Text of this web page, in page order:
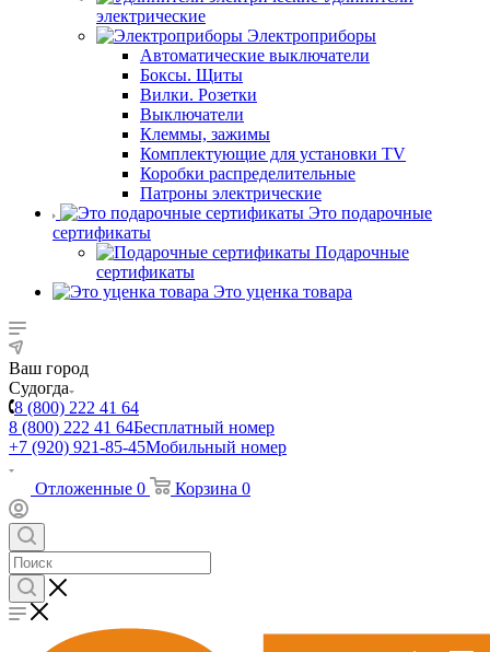
электрические
Электроприборы
Автоматические выключатели
Боксы. Щиты
Вилки. Розетки
Выключатели
Клеммы, зажимы
Комплектующие для установки TV
Коробки распределительные
Патроны электрические
Это подарочные
сертификаты
Подарочные
сертификаты
Это уценка товара
Ваш город
Судогда
8 (800) 222 41 64
8 (800) 222 41 64Бесплатный номер
+7 (920) 921-85-45Мобильный номер
Отложенные 0 Корзина 0